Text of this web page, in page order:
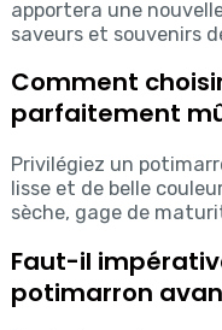
apportera une
saveurs et souvenirs
Comment
parfaitement
Privilégiez un
lisse et de belle
sèche, gage de
Faut-il
potimarron